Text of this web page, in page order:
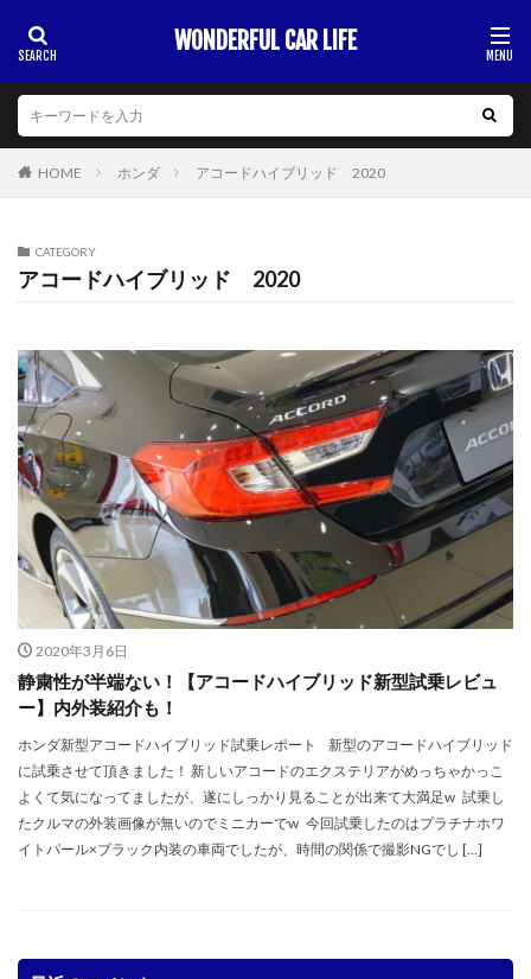
WONDERFUL CAR LIFE
HOME ホンダ アコードハイブリッド 2020
CATEGORY
アコードハイブリッド 2020
2020年3月6日
静粛性が半端ない！【アコードハイブリッド新型試乗レビュ
ー】内外装紹介も！
ホンダ新型アコードハイブリッド試乗レポート 新型のアコードハイブリッド
に試乗させて頂きました！ 新しいアコードのエクステリアがめっちゃかっこ
よくて気になってましたが、遂にしっかり見ることが出来て大満足w 試乗し
たクルマの外装画像が無いのでミニカーでw 今回試乗したのはプラチナホワ
イトパール×ブラック内装の車両でしたが、時間の関係で撮影NGでし […]